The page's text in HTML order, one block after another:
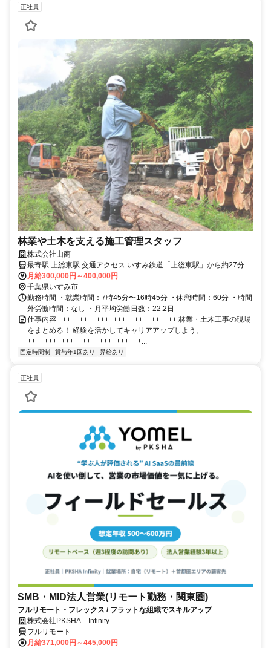
正社員
林業や土木を支える施工管理スタッフ
株式会社山商
最寄駅 上総東駅 交通アクセス いすみ鉄道「上総東駅」から約27分
月給300,000円～400,000円
千葉県いすみ市
勤務時間 ・就業時間：7時45分〜16時45分 ・休憩時間：60分 ・時間
外労働時間：なし ・月平均労働日数：22.2日
仕事内容 ++++++++++++++++++++++++++++ 林業・土木工事の現場
をまとめる！ 経験を活かしてキャリアアップしよう。
+++++++++++++++++++++++++++...
固定時間制 賞与年1回あり 昇給あり
正社員
SMB・MID法人営業(リモート勤務・関東圏)
フルリモート・フレックス / フラットな組織でスキルアップ
株式会社PKSHA Infinity
フルリモート
月給371,000円～445,000円